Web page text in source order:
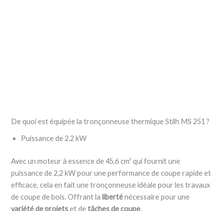
De quoi est équipée la tronçonneuse thermique Stilh MS 251 ?
Puissance de 2.2 kW
Avec un moteur à essence de 45,6 cm³ qui fournit une
puissance de 2,2 kW pour une performance de coupe rapide et
efficace, cela en fait une tronçonneuse idéale pour les travaux
de coupe de bois. Offrant la liberténécessaire pour une
variété de projetset detâches de coupe.